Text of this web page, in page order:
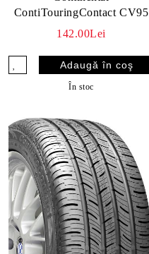
ContiTouringContact CV95
142.00Lei
În stoc